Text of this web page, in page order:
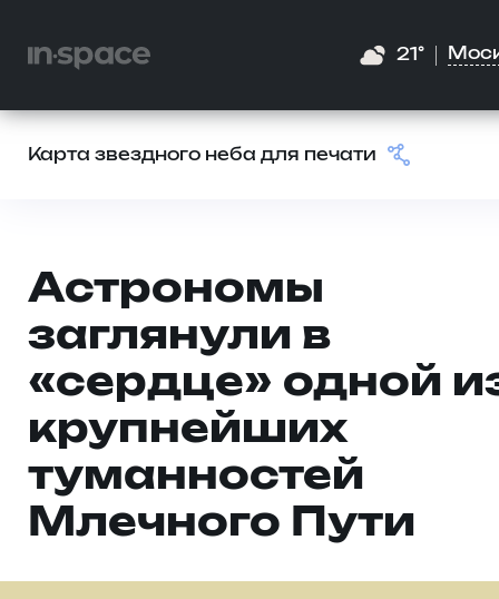
21°
Карта звездного неба для печати
Астрономы
заглянули в
«сердце» одной
крупнейших
туманностей
Млечного Пути